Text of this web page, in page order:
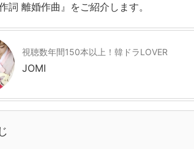
詞 離婚作曲』をご紹介します。
視聴数年間150本以上！韓ドラLOVER
JOMI